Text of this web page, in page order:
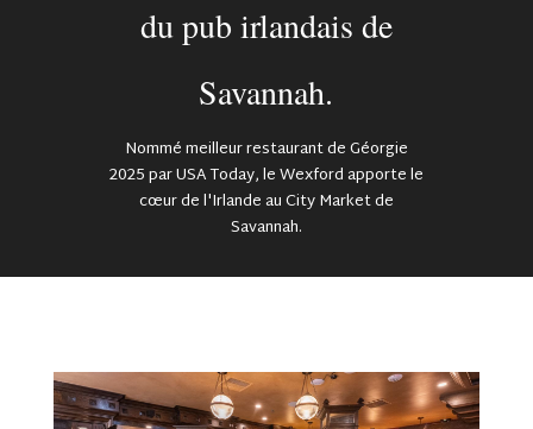
du pub irlandais de
Savannah.
Nommé meilleur restaurant de Géorgie
2025 par USA Today, le Wexford apporte le
cœur de l'Irlande au City Market de
Savannah.